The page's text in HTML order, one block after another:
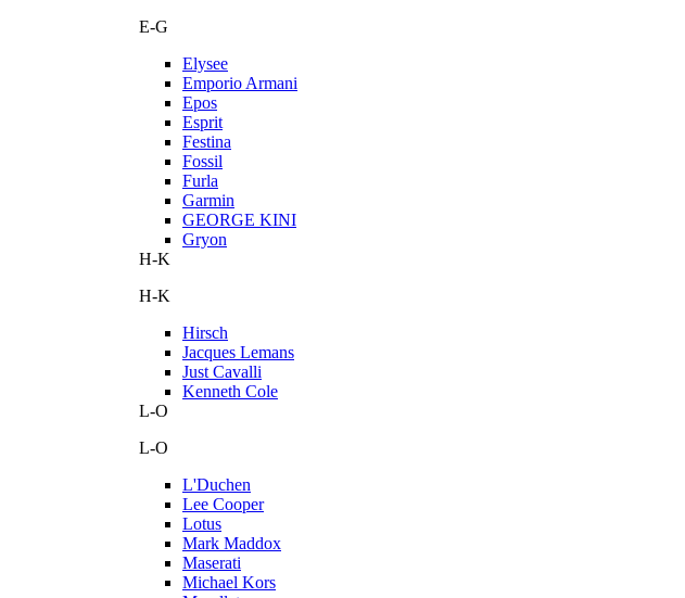
E-G
Elysee
Emporio Armani
Epos
Esprit
Festina
Fossil
Furla
Garmin
GEORGE KINI
Gryon
H-K
H-K
Hirsch
Jacques Lemans
Just Cavalli
Kenneth Cole
L-O
L-O
L'Duchen
Lee Cooper
Lotus
Mark Maddox
Maserati
Michael Kors